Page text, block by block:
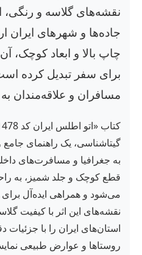
نقشه‌های گلاسه و رنگی،
جاده‌ها و شهرهای ایران
چاپ بالا و ابعاد کوچک،
برای سفر تبدیل کرده
مسافران و علاقه‌مندان به
گیتاشناسی، یک راهنمای جامع
به جغرافیا و مسافرت‌های
قطع کوچک و جلد شمیز، به
می‌شود و همراهی ایده‌آل
نقشه‌های این اثر با کیفیت
استان‌های ایران را با
روستاها و عوارض طبیعی